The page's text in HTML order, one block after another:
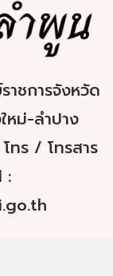
ชการจังหวัด
หม่-ลำปาง
ทร / โทรสาร
: